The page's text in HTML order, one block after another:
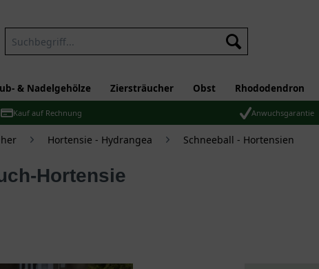
& Nadelgehölze Ziersträucher Obst Rhododendron
Kauf auf Rechnung Anwuchsgarantie
Hortensie - Hydrangea Schneeball - Hortensien